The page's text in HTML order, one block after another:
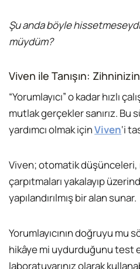
Şu anda böyle
müydüm?
Viven ile Tanışın:
“Yorumlayıcı” o kadar hızlı
mutlak gerçekler sanırız. Bu
yardımcı olmak içinViven‘i
Viven; otomatik düşünceleri,
çarpıtmaları yakalayıp
yapılandırılmış bir alan sunar.
Yorumlayıcının doğruyu mu
hikâye mi uydurduğunu test
laboratuvarınız olarak